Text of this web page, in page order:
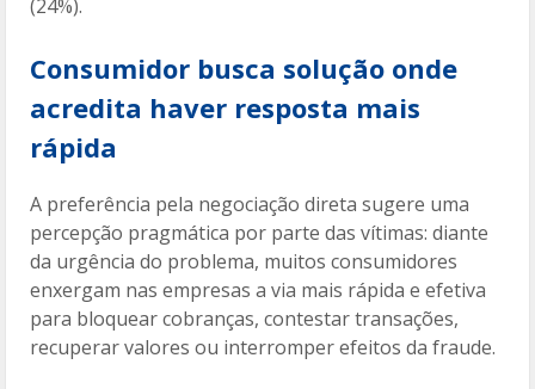
(24%).
Consumidor busca solução onde
acredita haver resposta mais
rápida
A preferência pela negociação direta sugere uma
percepção pragmática por parte das vítimas: diante
da urgência do problema, muitos consumidores
enxergam nas empresas a via mais rápida e efetiva
para bloquear cobranças, contestar transações,
recuperar valores ou interromper efeitos da fraude.